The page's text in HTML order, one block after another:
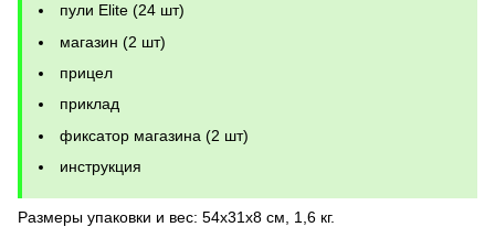
пули Elite (24 шт)
магазин (2 шт)
прицел
приклад
фиксатор магазина (2 шт)
инструкция
Размеры упаковки и вес: 54x31x8 см, 1,6 кг.